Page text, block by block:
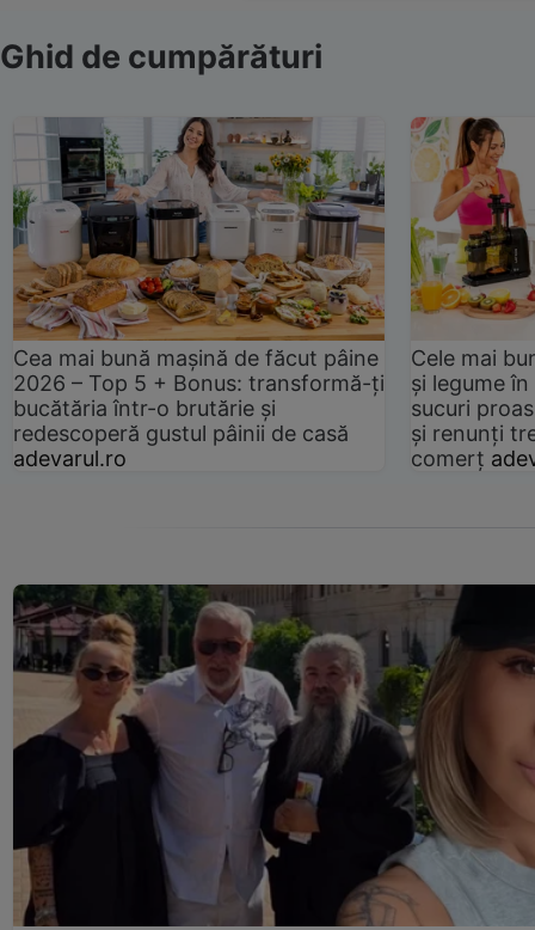
Ghid de cumpărături
Cea mai bună mașină de făcut pâine
2026 – Top 5 + Bonus: transformă-ți
bucătăria într-o brutărie și
redescoperă gustul pâinii de casă
adevarul.ro
Cele mai
și legume
sucuri
și renunți
comerț